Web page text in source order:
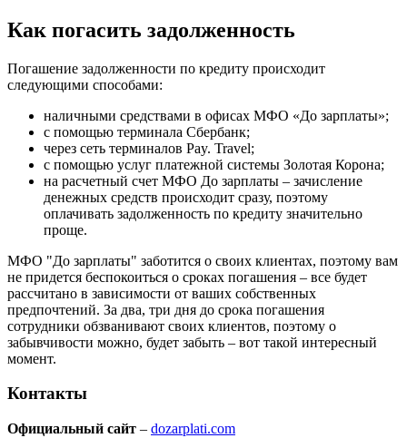
Как погасить задолженность
Погашение задолженности по кредиту происходит
следующими способами:
наличными средствами в офисах МФО «До зарплаты»;
с помощью терминала Сбербанк;
через сеть терминалов Pay. Travel;
с помощью услуг платежной системы Золотая Корона;
на расчетный счет МФО До зарплаты – зачисление
денежных средств происходит сразу, поэтому
оплачивать задолженность по кредиту значительно
проще.
МФО "До зарплаты" заботится о своих клиентах, поэтому вам
не придется беспокоиться о сроках погашения – все будет
рассчитано в зависимости от ваших собственных
предпочтений. За два, три дня до срока погашения
сотрудники обзванивают своих клиентов, поэтому о
забывчивости можно, будет забыть – вот такой интересный
момент.
Контакты
Официальный сайт – dozarplati.com